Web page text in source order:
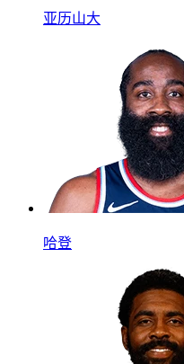
亚历山大
哈登